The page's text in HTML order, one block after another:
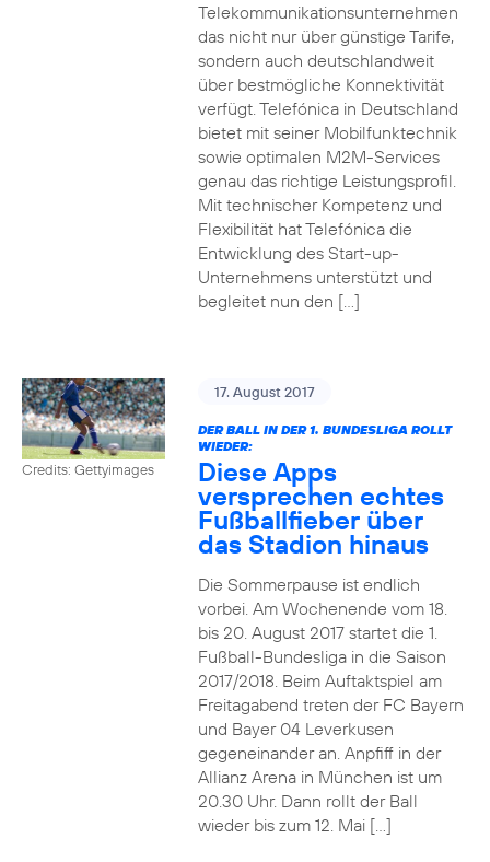
Telekommunikationsunternehmen
das nicht nur über günstige Tarife,
sondern auch deutschlandweit
über bestmögliche Konnektivität
verfügt. Telefónica in Deutschland
bietet mit seiner Mobilfunktechnik
sowie optimalen M2M-Services
genau das richtige Leistungsprofil.
Mit technischer Kompetenz und
Flexibilität hat Telefónica die
Entwicklung des Start-up-
Unternehmens unterstützt und
begleitet nun den […]
Credits: Gettyimages
17. August 2017
DER BALL IN DER 1. BUNDESLIGA ROLLT
WIEDER:
Diese Apps
versprechen echtes
Fußballfieber über
das Stadion hinaus
Die Sommerpause ist endlich
vorbei. Am Wochenende vom 18.
bis 20. August 2017 startet die 1.
Fußball-Bundesliga in die Saison
2017/2018. Beim Auftaktspiel am
Freitagabend treten der FC Bayern
und Bayer 04 Leverkusen
gegeneinander an. Anpfiff in der
Allianz Arena in München ist um
20.30 Uhr. Dann rollt der Ball
wieder bis zum 12. Mai […]